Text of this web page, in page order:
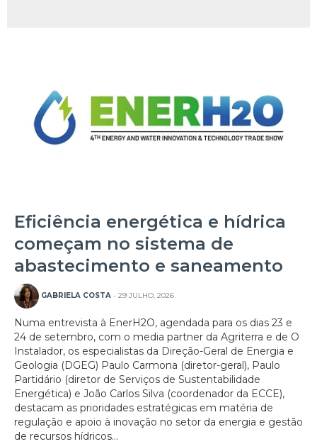
Eficiência energética e hídrica
começam no sistema de
abastecimento e saneamento
GABRIELA COSTA - 29 JULHO, 2026
Numa entrevista à EnerH2O, agendada para os dias 23 e
24 de setembro, com o media partner da Agriterra e de O
Instalador, os especialistas da Direção-Geral de Energia e
Geologia (DGEG) Paulo Carmona (diretor-geral), Paulo
Partidário (diretor de Serviços de Sustentabilidade
Energética) e João Carlos Silva (coordenador da ECCE),
destacam as prioridades estratégicas em matéria de
regulação e apoio à inovação no setor da energia e gestão
de recursos hídricos...